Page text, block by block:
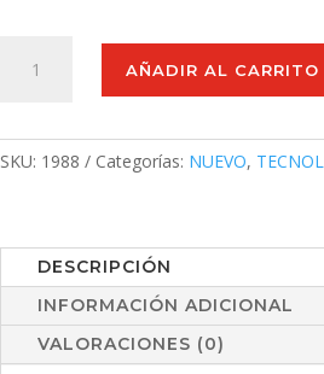
Multifunción
AÑADIR AL CARRITO
SKU: 1988 Categorías: NUEVO,
DESCRIPCIÓN
INFORMACIÓN ADICIONAL
VALORACIONES (0)